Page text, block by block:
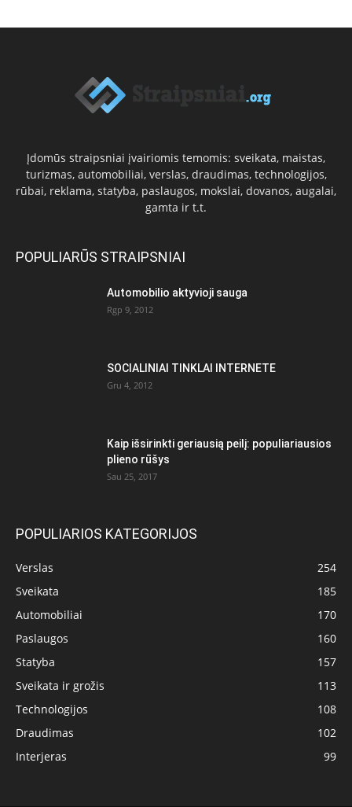
Įdomūs straipsniai įvairiomis temomis: sveikata, maistas,
turizmas, automobiliai, verslas, draudimas, technologijos,
rūbai, reklama, statyba, paslaugos, mokslai, dovanos, augalai,
gamta ir t.t.
POPULIARŪS STRAIPSNIAI
Automobilio aktyvioji sauga
Rgp 9, 2012
SOCIALINIAI TINKLAI INTERNETE
Gru 4, 2012
Kaip išsirinkti geriausią peilį: populiariausios
plieno rūšys
Sau 25, 2017
POPULIARIOS KATEGORIJOS
Verslas
254
Sveikata
185
Automobiliai
170
Paslaugos
160
Statyba
157
Sveikata ir grožis
113
Technologijos
108
Draudimas
102
Interjeras
99